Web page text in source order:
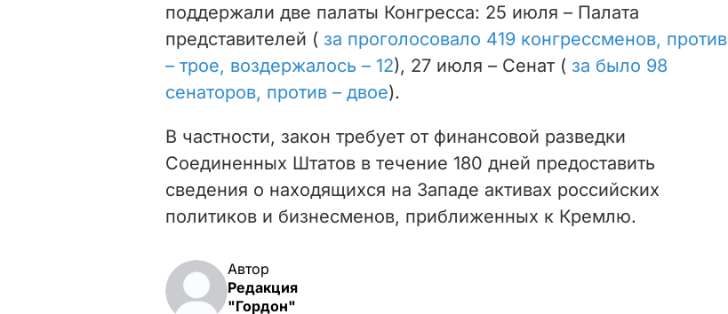
поддержали две палаты Конгресса: 25 июля – Палата
представителей ( за проголосовало 419 конгрессменов, против
– трое, воздержалось – 12), 27 июля – Сенат ( за было 98
сенаторов, против – двое).
В частности, закон требует от финансовой разведки
Соединенных Штатов в течение 180 дней предоставить
сведения о находящихся на Западе активах российских
политиков и бизнесменов, приближенных к Кремлю.
Автор
Редакция
"Гордон"